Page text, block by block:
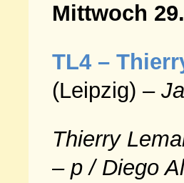
Mittwoch
TL4 –
(Leipzig) –
Thierry
– p / Diego